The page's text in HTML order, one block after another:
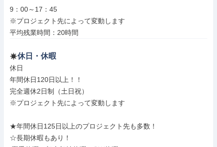
9：00～17：45
※プロジェクト先によって変動します
平均残業時間：20時間
休日・休暇
休日
年間休日120日以上！！
完全週休2日制（土日祝）
※プロジェクト先によって変動します
★年間休日125日以上のプロジェクト先も多数！
☆長期休暇もあり！